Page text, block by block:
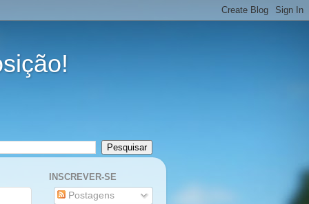
INSCREVER-SE
Postagens